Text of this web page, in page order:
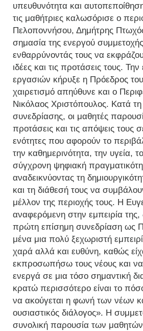
υπευθυνότητα και
τις μαθήτριες καλωσόρισε ο
Πελοποννήσου, Δημήτρης
σημασία της ενεργού
ενθαρρύνοντάς τους να
ιδέες και τις προτάσεις τους.
εργασιών κήρυξε η Πρόεδρος
χαιρετισμό απηύθυνε και ο
Νικόλαος Χριστόπουλος. Κατά τη
συνεδρίασης, οι μαθητές
προτάσεις και τις απόψεις τους
ενότητες που αφορούν το
την καθημερινότητα, την υγεία,
σύγχρονη ψηφιακή
αναδεικνύοντας τη
και τη διάθεσή τους να
μέλλον της περιοχής τους. Η
αναφερόμενη στην εμπειρία
πρώτη επίσημη συνεδρίαση ως
μένα μια πολύ ξεχωριστή
χαρά αλλά και ευθύνη, καθώς
εκπροσωπήσω τους νέους και
ενεργά σε μια τόσο σημαντική
κρατώ περισσότερο είναι το
να ακούγεται η φωνή των νέων
ουσιαστικός διάλογος». Η
συνολική παρουσία των